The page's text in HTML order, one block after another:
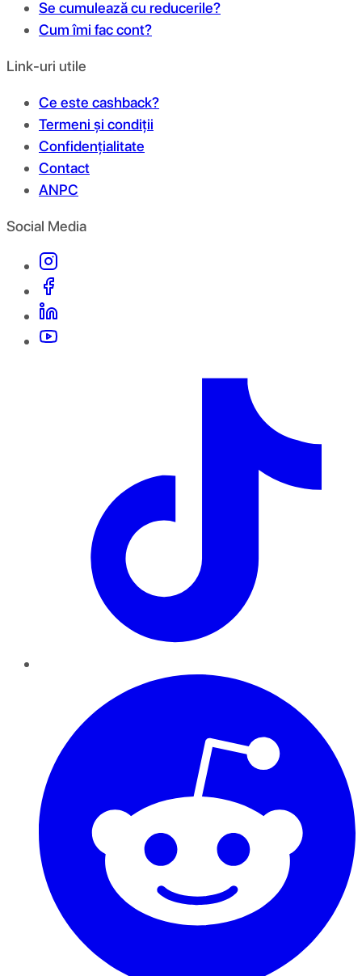
Se cumulează cu reducerile?
Cum îmi fac cont?
Link-uri utile
Ce este cashback?
Termeni și condiții
Confidențialitate
Contact
ANPC
Social Media